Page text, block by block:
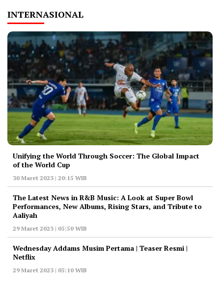
INTERNASIONAL
Unifying the World Through Soccer: The Global Impact
of the World Cup
30 Maret 2023 | 20:15 WIB
The Latest News in R&B Music: A Look at Super Bowl
Performances, New Albums, Rising Stars, and Tribute to
Aaliyah
29 Maret 2023 | 05:50 WIB
Wednesday Addams Musim Pertama | Teaser Resmi |
Netflix
29 Maret 2023 | 05:10 WIB